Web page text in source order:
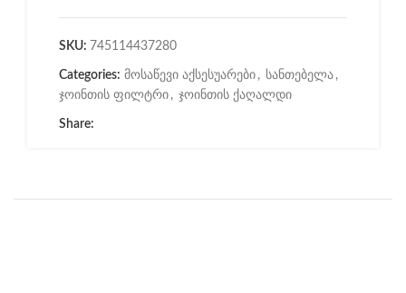
SKU: 745114437280
Categories: მოსაწევი აქსესუარები , სანთებელა ,
ჯოინთის ფილტრი , ჯოინთის ქაღალდი
Share: